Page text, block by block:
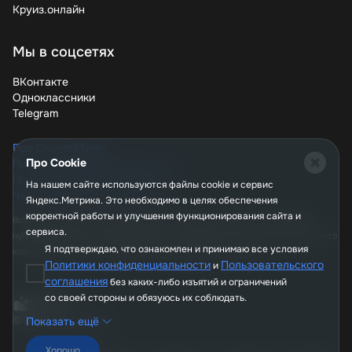
частых путешественников. После нескольких
с повышенной скидкой и доступ к эксклюзивным
Путешествия должны быть доступными – это
философия RaynaTours. С нашими купонами и
промокодами вы можете позволить себе больше:
лучшие отели, интересные экскурсии, комфортные
перелеты. Не откладывайте мечты на потом –
проверьте актуальные предложения прямо сейчас и
запланируйте незабываемый отдых по выгодной цене!
Круиз.онлайн
Мы в соцсетях
ВКонтакте
Одноклассники
Telegram
Про CouponMagic
Политика конфиденциальности
Пользовательское соглашение
Часто задаваемые вопросы
Вся информация, опубликованная на сайте couponmagic.ru, не является
публичной офертой, определяемой положениями Статьи 437 Гражданского
кодекса РФ, и носит исключительно справочный характер.
© 2026, CouponMagic
Про Cookie
На нашем сайте используются файлы сookie и сервис
Яндекс.Метрика. Это необходимо в целях обеспечения
корректной работы и улучшения функционирования сайта и
сервиса.
Я подтверждаю, что ознакомлен и принимаю все условия
Политики конфиденциальностии Пользовательского
соглашениябез каких-либо изъятий и ограничений
со своей стороны и обязуюсь их соблюдать.
Показать ещё